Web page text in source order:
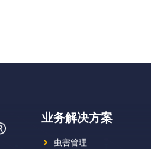
业务解决方案
虫害管理